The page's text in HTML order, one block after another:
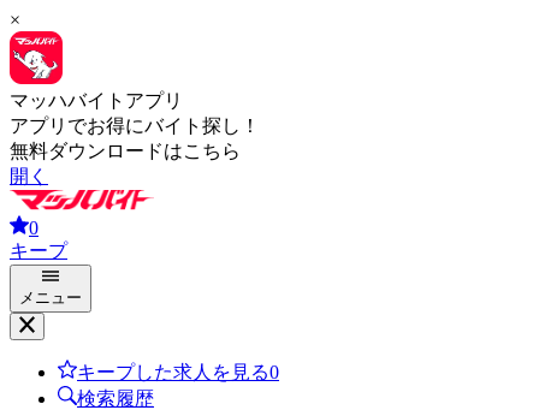
×
マッハバイトアプリ
アプリでお得にバイト探し！
無料ダウンロードはこちら
開く
0
キープ
メニュー
キープした求人を見る0
検索履歴